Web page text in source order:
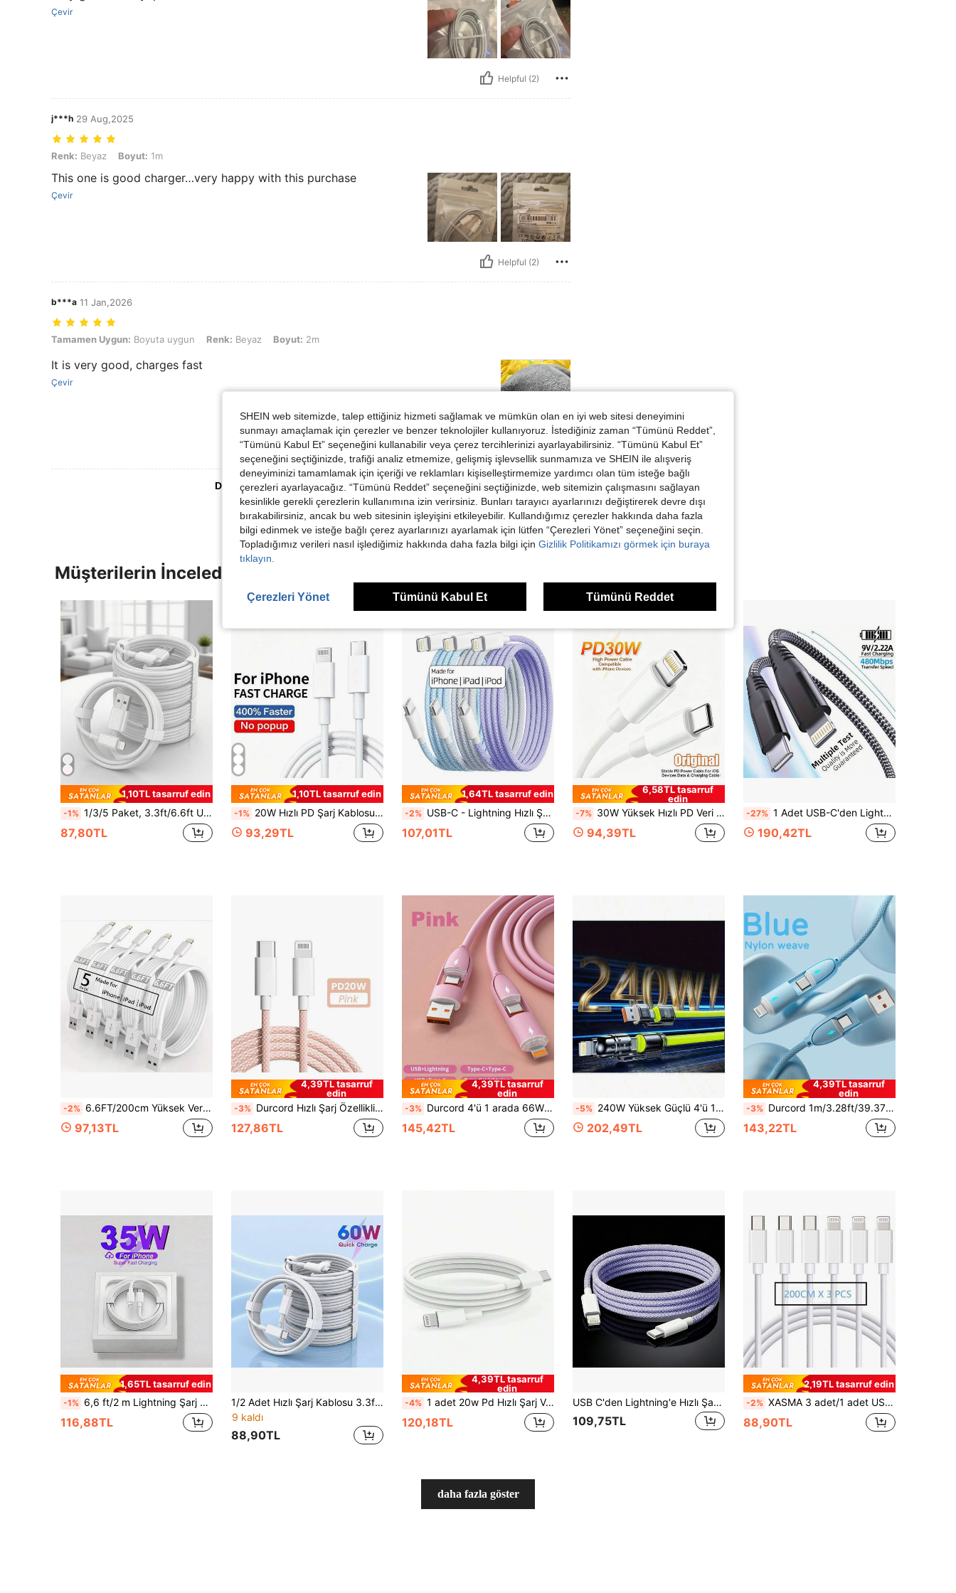
Çevir
Helpful (2)
j***h 29 Aug,2025
Renk: Beyaz, Boyut: 1m
Renk: Beyaz Boyut: 1m
This one is good charger…very happy with this purchase
Çevir
Helpful (2)
b***a 11 Jan,2026
Tamamen Uygun: Boyuta uygun, Renk: Beyaz, Boyut: 2m
Tamamen Uygun: Boyuta uygun Renk: Beyaz Boyut: 2m
It is very good, charges fast
Çevir
Helpful (1)
Daha Fazla Değerlendirme Görüntüle
Müşterilerin İncelediği Diğer Ürünler
1,10TL tasarruf edin
-1% 1/3/5 Paket, 3.3ft/6.6ft USB-C'den Lightning'e Şarj Kablosu, Sabit 2.4A Akım Çıkışı, Apple Lightning Cihazlarıyla Uyumlu, iPhone 17/16/15/15 Pro Max/14 Pro Max/13/12 Pro Max/12 Mini/11 Pro/XS Max/XR/X/8/8 Plus ile Uyumlu
87,80TL
1,10TL tasarruf edin
-1% 20W Hızlı PD Şarj Kablosu - Apple 14 13 12 11 Pro Max Mini 14 8 Plus X XR XS ile Uyumlu Lightning Kabloları, Oyun ve Kulaklık Aksesuarları için USB C Kablosu, Hızlı Şarj ve Senkronizasyon Özellikli
93,29TL
1,64TL tasarruf edin
-2% USB-C - Lightning Hızlı Şarj Kablosu | 14/13/12/11 Pro Max/XR/XS/X/8/7/6 Plus/SE ile Uyumlu, Type-C Araç Şarj Cihazı CarPlay Veri Kablosu, Apple Veri Kablosu ile Uyumlu, PD Hızlı Şarjı Destekler, 14 Şarj Kablosu ile Uyumlu, 13/12 Plus Telefonlarla Uyumlu, iPad 11 Tablet ile Uyumlu Lightning - Type-C Şarj Kablosu
107,01TL
6,58TL tasarruf
edin
-7% 30W Yüksek Hızlı PD Veri Kablosu, 14, 13, 12, 8, Plus, Mini, 11, Pro, XS, Max, X, XR ile Uyumlu, Hızlı Şarj, Veri Aktarımı ve PD Güç İletimini Destekler, USB-C'den Lightning'e, Hafif ve Taşınabilir, Günlük Kullanıma Uygun
94,39TL
-27% 1 Adet USB-C'den Lightning'e Veri Kablosu, 3.3ft/6.6ft/10ft, MFi Sertifikalı Hızlı Şarj, Naylon Örgü, 13/12/11/Pro Max/XR/XS/8/7/6 Plus ile Uyumlu, Noel/Aile Hediyesi
190,42TL
-2% 6.6FT/200cm Yüksek Verimli Veri Aktarımı Hızlı Şarj Kablosu 14 Pro Max/14 Pro/14 Plus/14/13/12/11/XS/XR/8/7/6 Serisi ile Uyumlu
97,13TL
4,39TL tasarruf
edin
-3% Durcord Hızlı Şarj Özellikli Naylon Örgülü Kablo, USB-C - Lightning Hızlı Şarj Kablosu, Naylon Örgülü Senkronizasyon Kablosu, 13/13 Mini, 13 Pro/Pro Max 12/12 Mini, 12 Pro/Pro Max 11/Pro/Pro Max XS/XS Max/SE2 X/XR/8/8 Plus Serisi ile Uyumlu
127,86TL
4,39TL tasarruf
edin
-3% Durcord 4'ü 1 arada 66W/100W (Maks)/27W Hızlı Şarj Kablosu, Telefonlarla Uyumlu, Silikon Şarj Kablosu, Android/Type-C USB Cihazlar, Taşınabilir Şarj Cihazı, 17/16/15/14/13/12/11/S24/S23/S22/S21, Vivo ve Diğer Modellerle Uyumlu Şarj Kablosu, Evrensel Yüksek Verimli Şarj Adaptörü
145,42TL
-5% 240W Yüksek Güçlü 4'ü 1 Arada Çoklu Hızlı Şarj Kablosu, USB-A, USB-C ve Lightning Portlu, 16/15/14/13 Serisi ile Tam Uyumlu, Galaxy S25/S24/S23 ve Daha Fazla Cihazla Uyumlu, Çift Portlu Tasarım, Üç Şarj Modunu Destekleyen Günlük Çoklu Cihaz Şarj İhtiyaçları İçin
202,49TL
4,39TL tasarruf
edin
-3% Durcord 1m/3.28ft/39.37in 4'ü 1 arada 60W/100W(Maks)/27W Naylon Örgülü Lightning Veri Kablosu ve 3'ü 2 arada 60W+27W Hızlı Şarj Kablosu, 17/16/15/14/13/12/Pro Max Serisi, Galaxy S25 ve Diğer Telefonlarla Uyumlu, Evrensel Yüksek Verimli Şarj Adaptörü, Şarj ve Veri Senkronizasyon Kablosu
143,22TL
1,65TL tasarruf edin
-1% 6,6 ft/2 m Lightning Şarj Kablosu, Hızlı Şarj, 14, 13, 12 ile Uyumlu
116,88TL
1/2 Adet Hızlı Şarj Kablosu 3.3ft/6.6ft USB-C'den Type-C'ye Şarj Kablosu Veri Hattı, 17/16/15 Serisi, S26/S25/S24 ile Uyumlu, Şarj Kablosu
9 kaldı
88,90TL
4,39TL tasarruf
edin
-4% 1 adet 20w Pd Hızlı Şarj Veri Kablosu 14 Pro Max, 14 Pro, 14 Plus, 13 Pro Max, 13 Pro, 13, 12 Pro, 12, 11, XS, XR, 8 Plus, 8, 7, 6, 5, SE ile uyumludur, iPad Lightning MFi Sertifikalı
120,18TL
USB C'den Lightning'e Hızlı Şarj Kablosu, Tip C Şarj Kablosu, 14 13 12 11 Pro Max XR XS X 8 7 6 Plus SE ile Uyumlu Şarj Kablosu, Lightning'den USB C'ye Araç CarPlay Kablosu, USB C'den Lightning'e Ultra Hızlı Şarj Kablosu, 14 13 12 11/Mini/Pro/ProMax/8 ile Uyumlu Tip C Şarj Kablosu
109,75TL
2,19TL tasarruf edin
-2% XASMA 3 adet/1 adet USB C - Lightning Kablosu Şarj Cihazıyla Uyumlu USBC - Lightning Kablosu 14/13/12/11 X XS XR 8 Plus ve Daha Fazlasıyla Uyumlu, USB Şarj Kablosu 11, 12, 13, 14, 6, 6S, 7, 8 Plus X XR Pro Max PC Kulaklık Şarj Veri Kablosuyla Uyumlu, Apple Telefon Hızlı Şarj Veri Kablosu Flaş Şarj Kablosu Nan MFi Sertifikalı
88,90TL
daha fazla göster
SHEIN web sitemizde, talep ettiğiniz hizmeti sağlamak ve mümkün olan en iyi web sitesi deneyimini
sunmayı amaçlamak için çerezler ve benzer teknolojiler kullanıyoruz. İstediğiniz zaman “Tümünü Reddet”,
“Tümünü Kabul Et” seçeneğini kullanabilir veya çerez tercihlerinizi ayarlayabilirsiniz. “Tümünü Kabul Et”
seçeneğini seçtiğinizde, trafiği analiz etmemize, gelişmiş işlevsellik sunmamıza ve SHEIN ile alışveriş
deneyiminizi tamamlamak için içeriği ve reklamları kişiselleştirmemize yardımcı olan tüm isteğe bağlı
çerezleri ayarlayacağız. “Tümünü Reddet” seçeneğini seçtiğinizde, web sitemizin çalışmasını sağlayan
kesinlikle gerekli çerezlerin kullanımına izin verirsiniz. Bunları tarayıcı ayarlarınızı değiştirerek devre dışı
bırakabilirsiniz, ancak bu web sitesinin işleyişini etkileyebilir. Kullandığımız çerezler hakkında daha fazla
bilgi edinmek ve isteğe bağlı çerez ayarlarınızı ayarlamak için lütfen “Çerezleri Yönet” seçeneğini seçin.
Topladığımız verileri nasıl işlediğimiz hakkında daha fazla bilgi için Gizlilik Politikamızı görmek için buraya
tıklayın.
Çerezleri Yönet Tümünü Kabul Et Tümünü Reddet